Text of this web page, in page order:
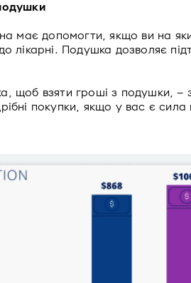
має допомогти, якщо ви на
лікарні. Подушка дозволяє
щоб взяти гроші з подушки, –
покупки, якщо у вас є сила